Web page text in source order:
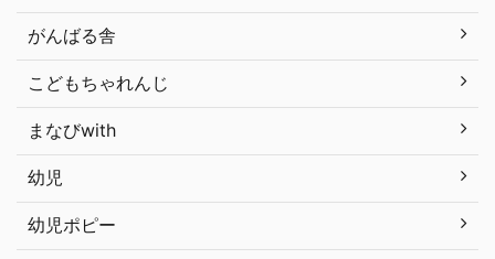
がんばる舎
こどもちゃれんじ
まなびwith
幼児
幼児ポピー